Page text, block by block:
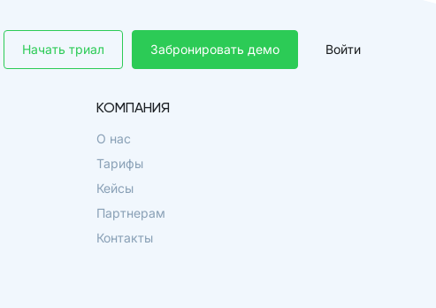
Забронировать демо
Начать триал Войти
КОМПАНИЯ
О нас
Тарифы
Кейсы
Партнерам
Контакты